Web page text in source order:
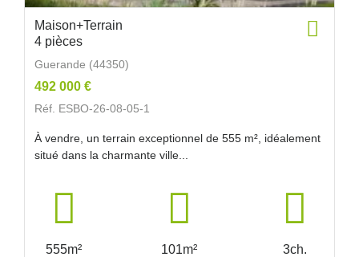
Maison+Terrain
4 pièces
Guerande (44350)
492 000 €
Réf. ESBO-26-08-05-1
À vendre, un terrain exceptionnel de 555 m², idéalement
situé dans la charmante ville...
555m² 101m² 3ch.